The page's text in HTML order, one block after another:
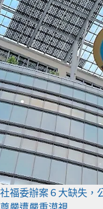
社福委辦案６大缺失，